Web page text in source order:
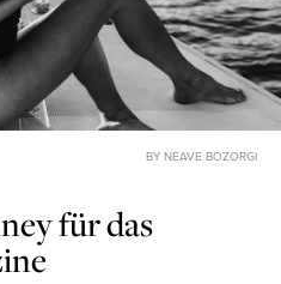
BY NEAVE BOZORGI
für das